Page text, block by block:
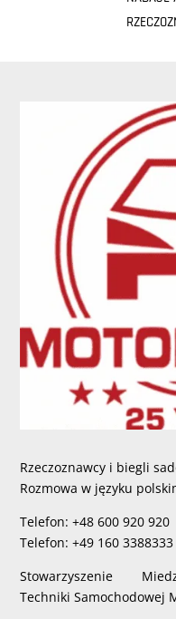
Rzeczoznawcy i biegli
Rozmowa w języku
Telefon: +48 600 920 920
Telefon: +49 160 3388333
Stowarzyszenie
Techniki Samochodowej